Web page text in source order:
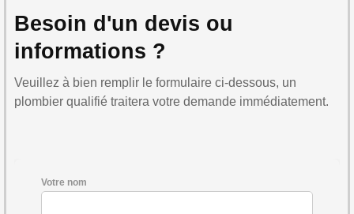
Besoin d'un devis ou
informations ?
Veuillez à bien remplir le formulaire ci-dessous, un
plombier qualifié traitera votre demande immédiatement.
Votre nom